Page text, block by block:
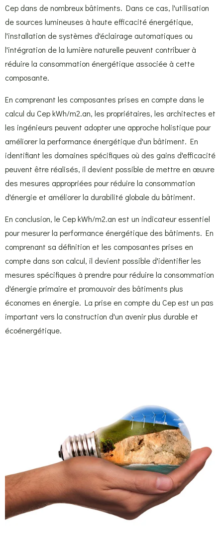
Cep dans de nombreux bâtiments. Dans ce cas, l'utilisation
de sources lumineuses à haute efficacité énergétique,
l'installation de systèmes d'éclairage automatiques ou
l'intégration de la lumière naturelle peuvent contribuer à
réduire la consommation énergétique associée à cette
composante.
En comprenant les composantes prises en compte dans le
calcul du Cep kWh/m2.an, les propriétaires, les architectes et
les ingénieurs peuvent adopter une approche holistique pour
améliorer la performance énergétique d'un bâtiment. En
identifiant les domaines spécifiques où des gains d'efficacité
peuvent être réalisés, il devient possible de mettre en œuvre
des mesures appropriées pour réduire la consommation
d'énergie et améliorer la durabilité globale du bâtiment.
En conclusion, le Cep kWh/m2.an est un indicateur essentiel
pour mesurer la performance énergétique des bâtiments. En
comprenant sa définition et les composantes prises en
compte dans son calcul, il devient possible d'identifier les
mesures spécifiques à prendre pour réduire la consommation
d'énergie primaire et promouvoir des bâtiments plus
économes en énergie. La prise en compte du Cep est un pas
important vers la construction d'un avenir plus durable et
écoénergétique.